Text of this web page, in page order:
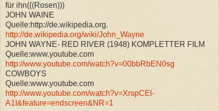
für ihn(((Rosen)))
JOHN WAINE
Quelle:http://de.wikipedia.org.
http://de.wikipedia.org/wiki/John_Wayne
JOHN WAYNE- RED RIVER (1948) KOMPLETTER FILM
Quelle:www.youtube.com
http://www.youtube.com/watch?v=00bbRbEN0sg
COWBOYS
Quelle:www.youtube.com
http://www.youtube.com/watch?v=XrspCEl-
A1I&feature=endscreen&NR=1